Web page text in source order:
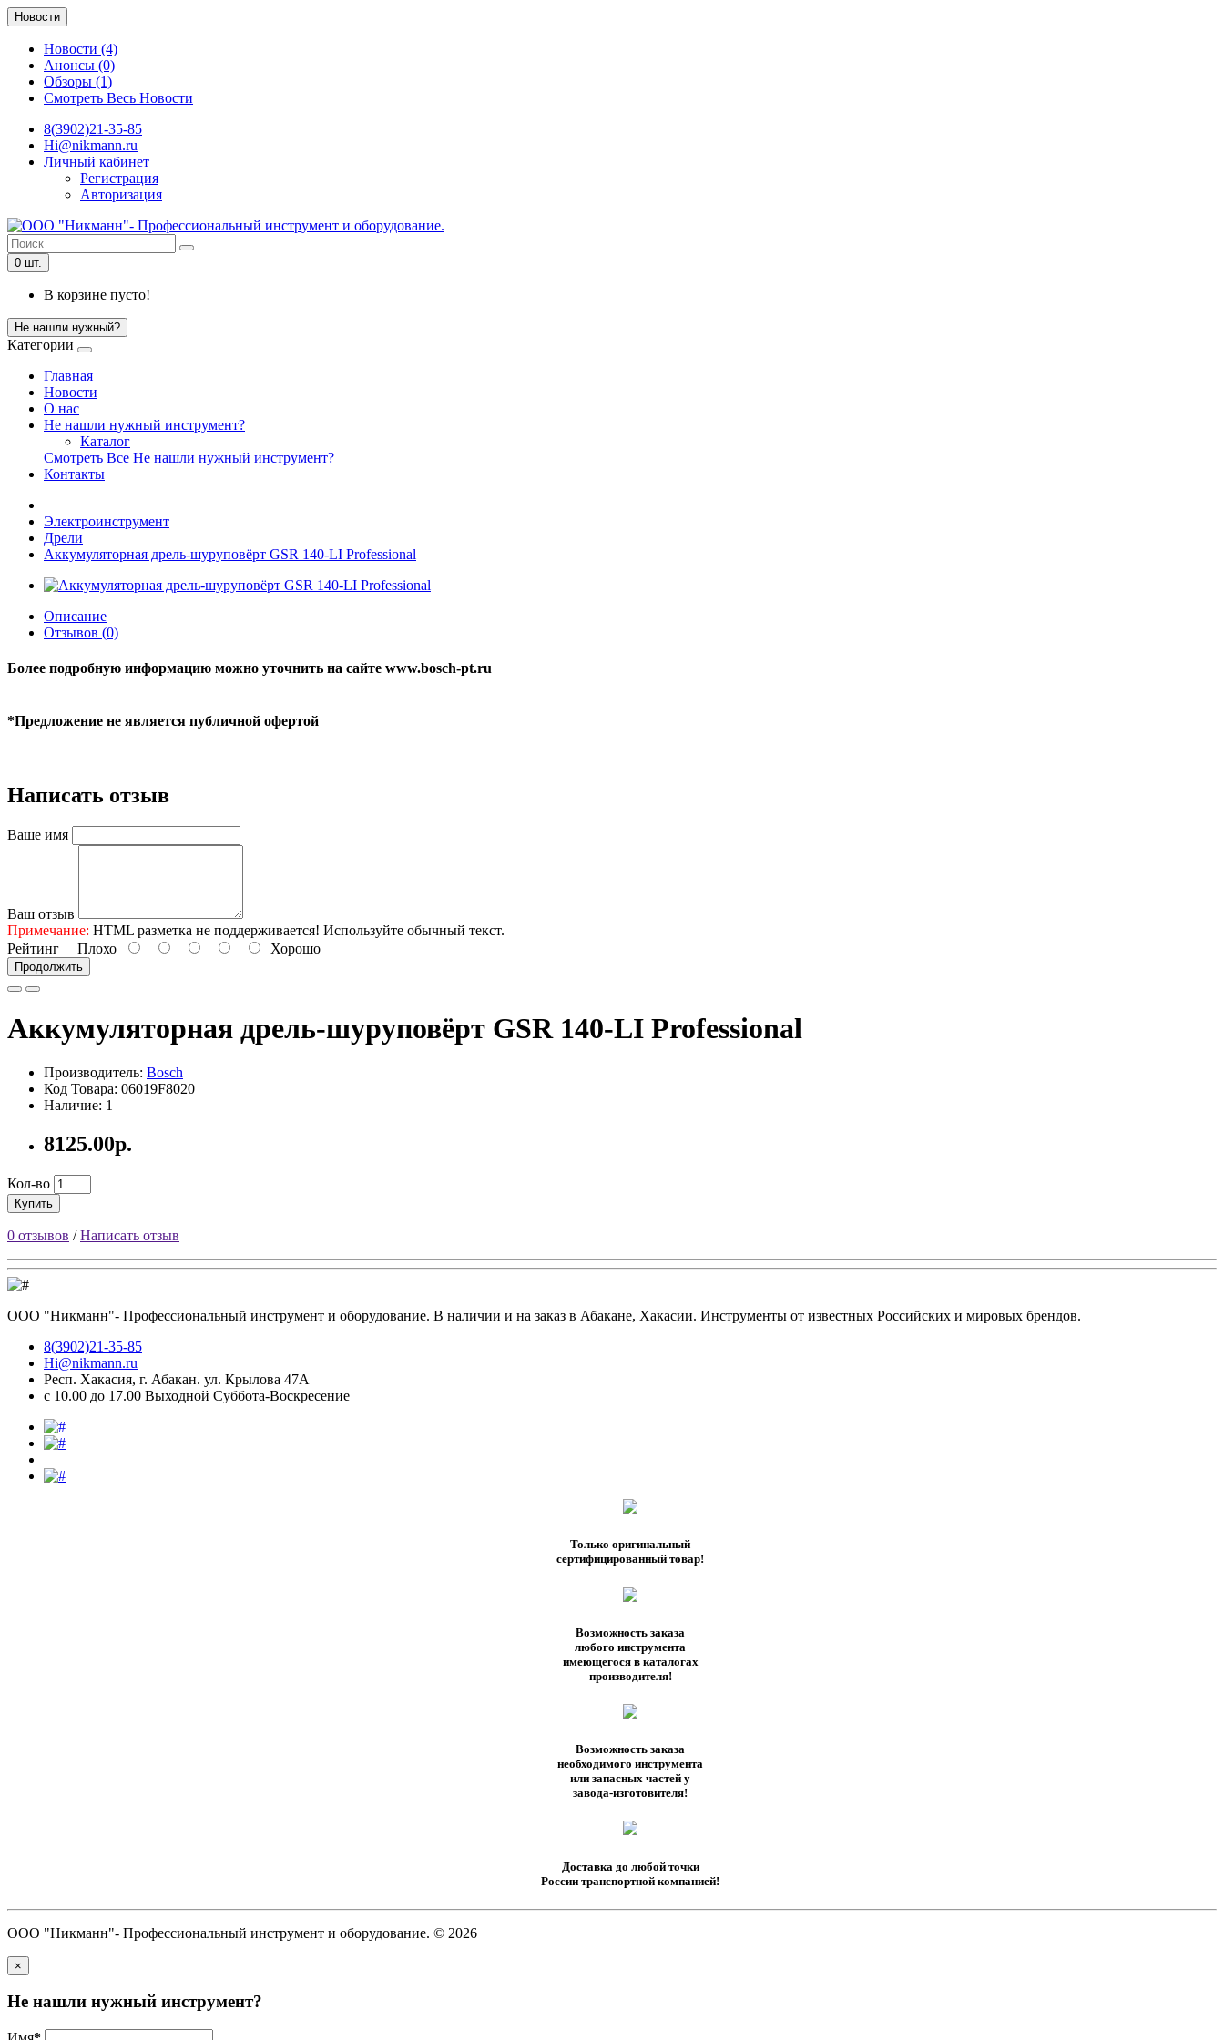
Новости
Новости (4)
Анонсы (0)
Обзоры (1)
Смотреть Весь Новости
8(3902)21-35-85
Hi@nikmann.ru
Личный кабинет
Регистрация
Авторизация
0 шт.
В корзине пусто!
Не нашли нужный?
Категории
Главная
Новости
О нас
Не нашли нужный инструмент?
Каталог
Смотреть Все Не нашли нужный инструмент?
Контакты
Электроинструмент
Дрели
Аккумуляторная дрель-шуруповёрт GSR 140-LI Professional
Описание
Отзывов (0)
Более подробную информацию можно уточнить на сайте www.bosch-pt.ru
*Предложение не является публичной офертой
Написать отзыв
Ваше имя
Ваш отзыв
Примечание: HTML разметка не поддерживается! Используйте обычный текст.
Рейтинг Плохо Хорошо
Продолжить
Аккумуляторная дрель-шуруповёрт GSR 140-LI Professional
Производитель: Bosch
Код Товара: 06019F8020
Наличие: 1
8125.00р.
Кол-во
Купить
0 отзывов /Написать отзыв
ООО "Никманн"- Профессиональный инструмент и оборудование. В наличии и на заказ в Абакане, Хакасии. Инструменты от известных Российских и мировых брендов.
8(3902)21-35-85
Hi@nikmann.ru
Респ. Хакасия, г. Абакан. ул. Крылова 47А
c 10.00 до 17.00 Выходной Суббота-Воскресение
Только оригинальный
сертифицированный товар!
Возможность заказа
любого инструмента
имеющегося в каталогах
производителя!
Возможность заказа
необходимого инструмента
или запасных частей у
завода-изготовителя!
Доставка до любой точки
России транспортной компанией!
ООО "Никманн"- Профессиональный инструмент и оборудование. © 2026
×
Не нашли нужный инструмент?